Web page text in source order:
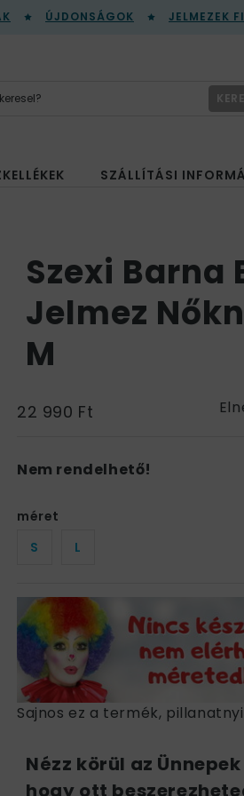
ÚJDONSÁGOK JELMEZEK
SZÁLLÍTÁSI
Szexi Barna
Jelmez
M
22 990 Ft
Nem rendelhető!
méret
S
L
Sajnos ez a termék,
Nézz körül az
hogy ott